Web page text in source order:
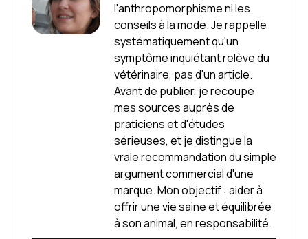
l'anthropomorphisme ni les
conseils à la mode. Je rappelle
systématiquement qu'un
symptôme inquiétant relève du
vétérinaire, pas d'un article.
Avant de publier, je recoupe
mes sources auprès de
praticiens et d'études
sérieuses, et je distingue la
vraie recommandation du simple
argument commercial d'une
marque. Mon objectif : aider à
offrir une vie saine et équilibrée
à son animal, en responsabilité.